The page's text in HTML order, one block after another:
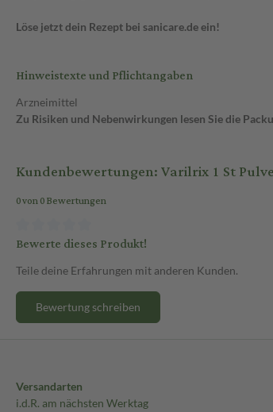
Löse jetzt dein Rezept bei sanicare.de ein!
Hinweistexte und Pflichtangaben
Arzneimittel
Zu Risiken und Nebenwirkungen lesen Sie die
Kundenbewertungen: Varilrix 1 St
0 von 0 Bewertungen
Bewerte dieses Produkt!
Teile deine Erfahrungen mit anderen Kunden.
Bewertung schreiben
Versandarten
i.d.R. am nächsten Werktag